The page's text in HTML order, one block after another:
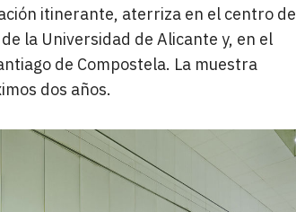
itinerante, aterriza en el centro de
la Universidad de Alicante y, en el
de Compostela. La muestra
dos años.